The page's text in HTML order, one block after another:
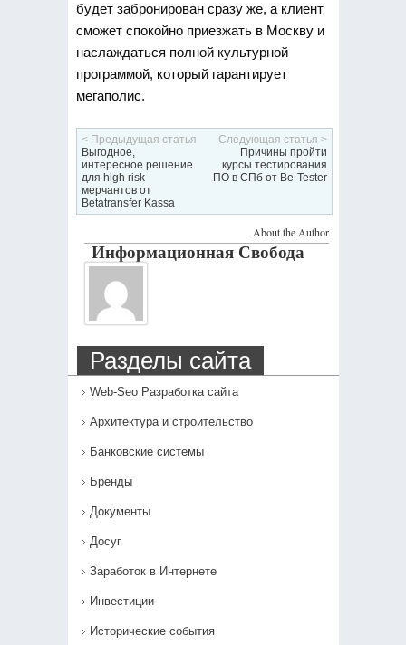
будет забронирован сразу же, а клиент
сможет спокойно приезжать в Москву и
наслаждаться полной культурной
программой, который гарантирует
мегаполис.
< Предыдущая статья
Выгодное,
интересное решение
для high risk
мерчантов от
Betatransfer Kassa
Следующая статья >
Причины пройти
курсы тестирования
ПО в СПб от Be-Tester
About the Author
Информационная Свобода
Разделы сайта
Web-Seo Разработка сайта
Архитектура и строительство
Банковские системы
Бренды
Документы
Досуг
Заработок в Интернете
Инвестиции
Исторические события